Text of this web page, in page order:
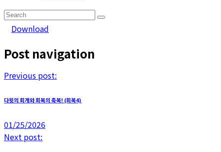
Download
Post navigation
Previous post:
다윗의 회개와 회복의 축복! (회복4)
01/25/2026
Next post: